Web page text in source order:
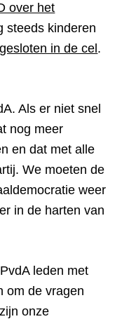
over het
steeds kinderen
in de cel .
Als er niet snel
nog meer
en dat met alle
We moeten de
weer
in de harten van
leden met
om de vragen
onze